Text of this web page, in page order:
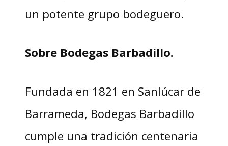
un potente grupo bodeguero.
Sobre Bodegas Barbadillo.
Fundada en 1821 en Sanlúcar de
Barrameda, Bodegas Barbadillo
cumple una tradición centenaria